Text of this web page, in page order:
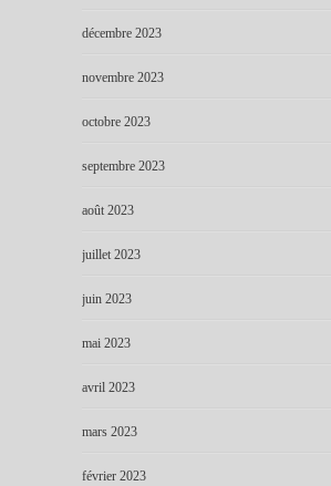
décembre 2023
novembre 2023
octobre 2023
septembre 2023
août 2023
juillet 2023
juin 2023
mai 2023
avril 2023
mars 2023
février 2023